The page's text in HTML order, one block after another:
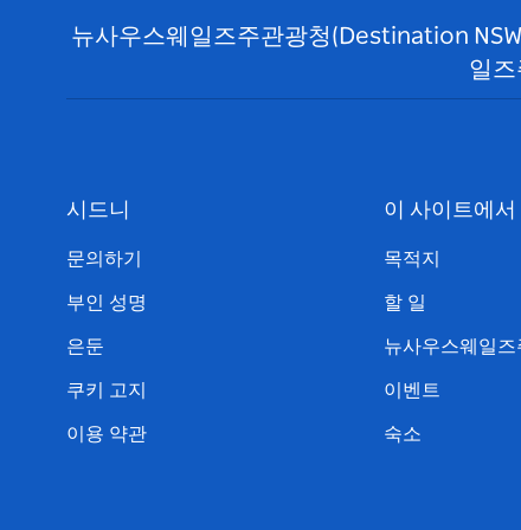
뉴사우스웨일즈주관광청(Destination
일
시드니
문의하기
부인 성명
은둔
쿠키 고지
이용 약관
이 사이트에서
목적지
할 일
뉴사우스웨일즈
이벤트
숙소